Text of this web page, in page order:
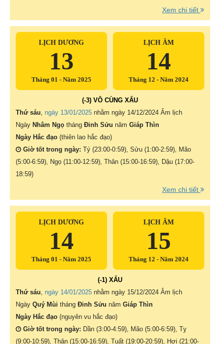
Xem chi tiết
LỊCH DƯƠNG
13
Tháng 01 - Năm 2025
LỊCH ÂM
14
Tháng 12 - Năm 2024
(-3) VÔ CÙNG XẤU
Thứ sáu ngày 13/01/2025 nhằm ngày 14/12/2024 Âm lịch
Ngày Nhâm Ngọ tháng Đinh Sửu năm Giáp Thìn
Ngày Hắc đạo (thiên lao hắc đạo)
Giờ tốt trong ngày: Tý (23:00-0:59), Sửu (1:00-2:59), Mão
(5:00-6:59), Ngọ (11:00-12:59), Thân (15:00-16:59), Dậu (17:00-
18:59)
Xem chi tiết
LỊCH DƯƠNG
14
Tháng 01 - Năm 2025
LỊCH ÂM
15
Tháng 12 - Năm 2024
(-1) XẤU
Thứ sáu ngày 14/01/2025 nhằm ngày 15/12/2024 Âm lịch
Ngày Quý Mùi tháng Đinh Sửu năm Giáp Thìn
Ngày Hắc đạo (nguyên vu hắc đạo)
Giờ tốt trong ngày: Dần (3:00-4:59), Mão (5:00-6:59), Tỵ
(9:00-10:59), Thân (15:00-16:59), Tuất (19:00-20:59), Hợi (21:00-